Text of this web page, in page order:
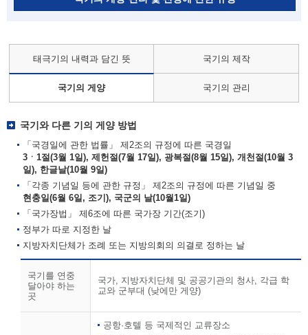
태극기의 내력과 담긴 뜻 국기의 제작
국기의 게양 국기의 관리
국기와 다른 기의 게양 방법
「국경일에 관한 법률」 제2조의 규정에 따른 국경일
3ㆍ1절(3월 1일), 제헌절(7월 17일), 광복절(8월 15일), 개천절(10월 3
일), 한글날(10월 9일)
「각종 기념일 등에 관한 규정」 제2조의 규정에 따른 기념일 중
현충일(6월 6일, 조기), 국군의 날(10월1일)
「국가장법」 제6조에 따른 국가장 기간(조기)
정부가 따로 지정한 날
지방자치단체가 조례 또는 지방의회의 의결로 정하는 날
국기를 연중
달아야 하는
곳
국가, 지방자치단체 및 공공기관의 청사, 각급 학
교와 군부대 (낮에만 게양)
공항·호텔 등 국제적인 교류장소